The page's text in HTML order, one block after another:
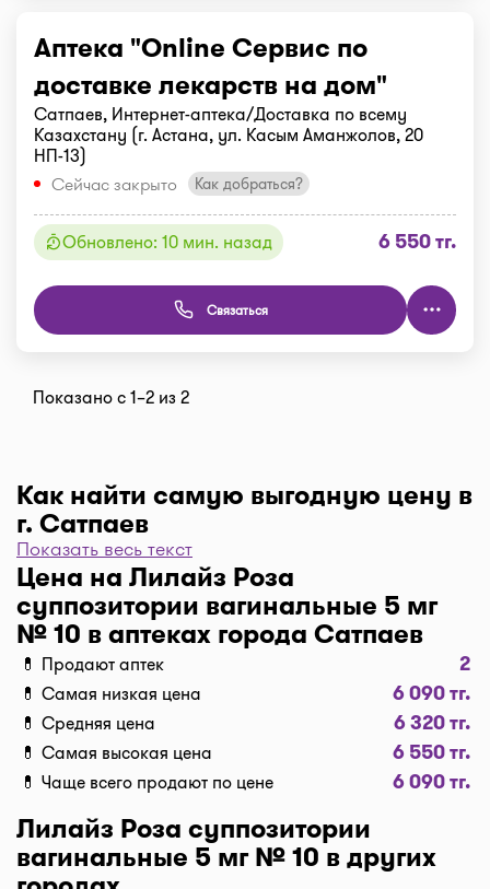
Аптека "Online Сервис по
доставке лекарств на дом"
Сатпаев, Интернет-аптека/Доставка по всему
Казахстану (г. Астана, ул. Касым Аманжолов, 20
НП-13)
Сейчас закрыто
Как добраться?
Обновлено: 10 мин. назад 6 550 тг.
Связаться
Показано с 1–2 из 2
Как найти самую выгодную цену в
г. Сатпаев
Чтобы отфильтровать аптеки по цене, нажмите
"Фильтр", далее "По цене, от 1..." и кнопку
"Выбрать". Самая низкая цена в аптеке перед
вами. Экономьте с помощью сервиса I-teka!
Доставка
Нужна быстрая доставка лекарств в г. Сатпаев?
Добавляйте нужные препараты по кнопке
"Купить", оформляйте заявку в корзине "Выбрать
аптеку" и наши курьеры доставят препараты
домой или на работу по оптимальной цене.
Средняя цена доставки лекарств на данный
момент от 1500 тг. до 2500 тг. (стоимость зависит
Показать весь текст
Цена на Лилайз Роза
суппозитории вагинальные 5 мг
№ 10 в аптеках города Сатпаев
💊 Продают аптек 2
💊 Самая низкая цена 6 090 тг.
💊 Средняя цена 6 320 тг.
💊 Самая высокая цена 6 550 тг.
💊 Чаще всего продают по цене 6 090 тг.
Лилайз Роза суппозитории
вагинальные 5 мг № 10 в других